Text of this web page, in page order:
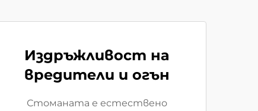
Издръжливост на
вредители и огън
Стоманата е естествено